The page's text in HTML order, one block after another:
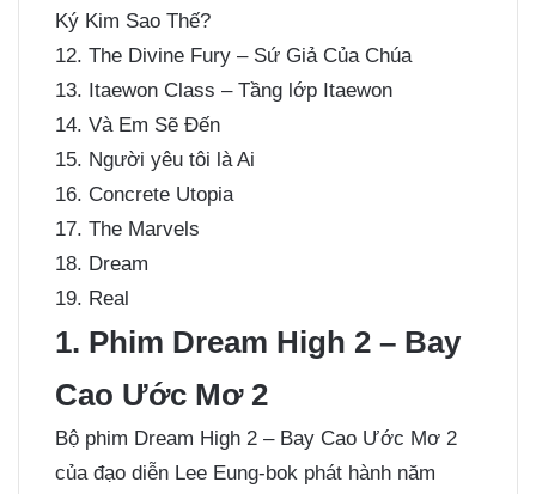
Ký Kim Sao Thế?
12. The Divine Fury – Sứ Giả Của Chúa
13. Itaewon Class – Tầng lớp Itaewon
14. Và Em Sẽ Đến
15. Người yêu tôi là Ai
16. Concrete Utopia
17. The Marvels
18. Dream
19. Real
1. Phim Dream High 2 – Bay
Cao Ước Mơ 2
Bộ phim Dream High 2 – Bay Cao Ước Mơ 2
của đạo diễn Lee Eung-bok phát hành năm